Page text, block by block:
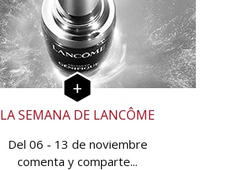
LA SEMANA DE LANCÔME
Del 06 - 13 de noviembre
comenta y comparte...